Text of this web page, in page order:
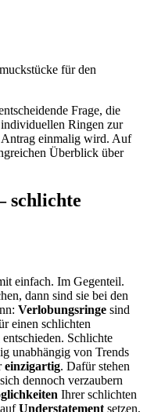
für den
Frage, die
Ringen zur
Antrag einmalig wird. Auf
Überblick über
schlichte
einfach. Im Gegenteil.
dann sind sie bei den
Verlobungsringe sind
einen schlichten
entschieden. Schlichte
unabhängig von Trends
einzigartig. Dafür stehen
dennoch verzaubern
Ihrer schlichten
Understatement setzen,